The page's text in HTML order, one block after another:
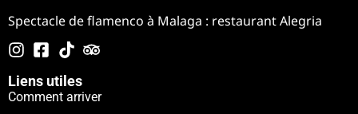
Spectacle de flamenco à Malaga : restaurant Alegria
Liens utiles
Comment arriver